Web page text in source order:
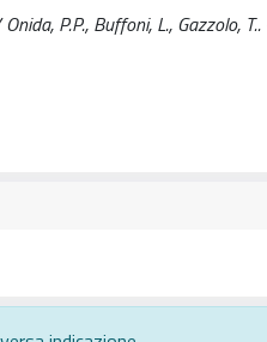
P.P., Buffoni, L., Gazzolo, T..